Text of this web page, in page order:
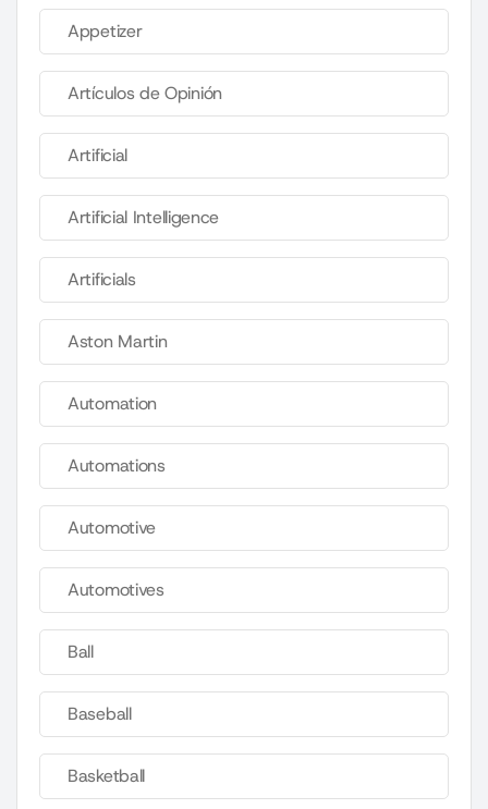
Appetizer
Artículos de Opinión
Artificial
Artificial Intelligence
Artificials
Aston Martin
Automation
Automations
Automotive
Automotives
Ball
Baseball
Basketball